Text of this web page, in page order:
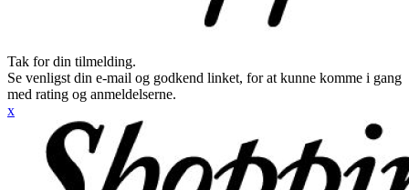
Tak for din tilmelding.
Se venligst din e-mail og godkend linket, for at kunne komme i gang
med rating og anmeldelserne.
x